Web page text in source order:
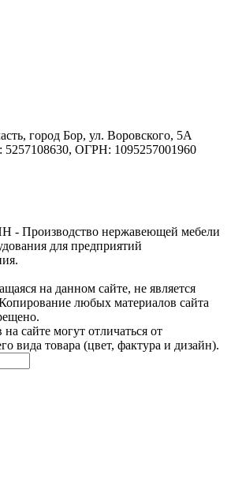
город Бор, ул. Воровского, 5А
ОГРН: 1095257001960
- Производство нержавеющей мебели
для предприятий
на данном сайте, не является
любых материалов сайта
сайте могут отличаться от
вида товара (цвет, фактура и дизайн).